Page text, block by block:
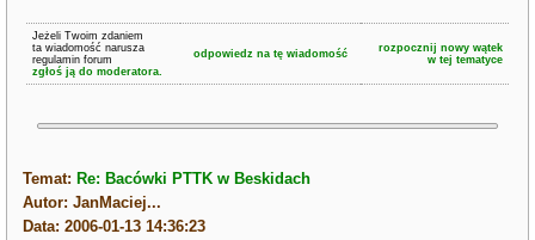
Jeżeli Twoim zdaniem
ta wiadomość narusza
regulamin forum
zgłoś ją do moderatora.
odpowiedz na tę wiadomość
rozpocznij nowy wątek
w tej tematyce
Temat: Re: Bacówki PTTK w Beskidach
Autor: JanMaciej...
Data: 2006-01-13 14:36:23